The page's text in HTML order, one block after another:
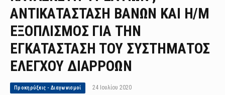
ΑΝΤΙΚΑΤΑΣΤΑΣΗ ΒΑΝΩΝ ΚΑΙ Η/Μ
ΕΞΟΠΛΙΣΜΟΣ ΓΙΑ ΤΗΝ
ΕΓΚΑΤΑΣΤΑΣΗ ΤΟΥ ΣΥΣΤΗΜΑΤΟΣ
ΕΛΕΓΧΟΥ ΔΙΑΡΡΟΩΝ
Προκηρύξεις - Διαγωνισμοί 24 Ιουλίου 2020